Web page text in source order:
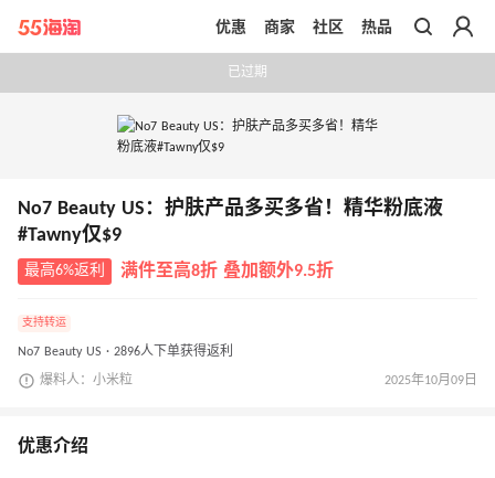
带你去官网买正品
优惠 商家 社区 热品
已过期
No7 Beauty US：护肤产品多买多省！精华粉底液
#Tawny仅$9
最高6%返利 满件至高8折 叠加额外9.5折
支持转运
No7 Beauty US · 2896人下单获得返利
爆料人：小米粒 2025年10月09日
优惠介绍